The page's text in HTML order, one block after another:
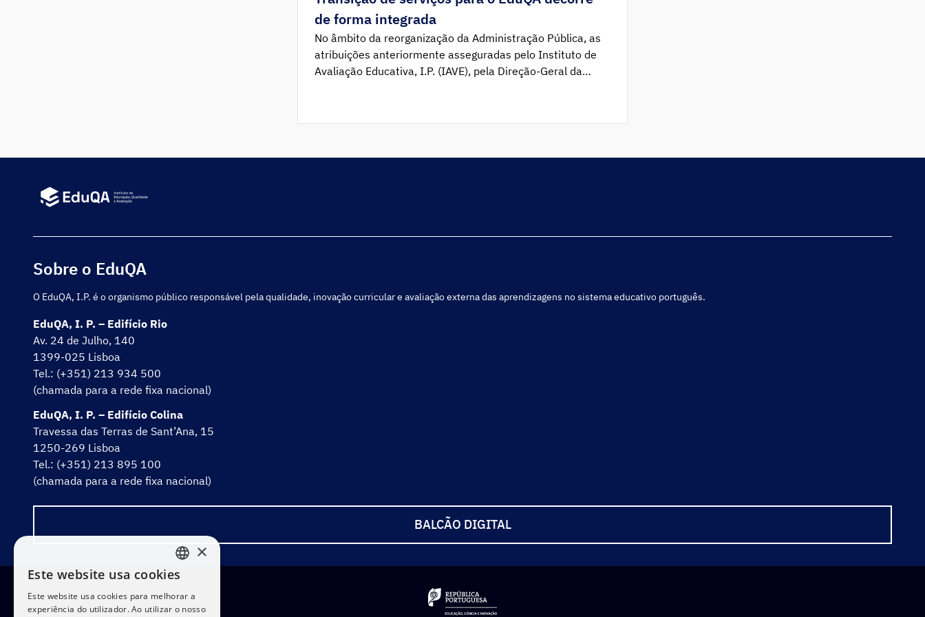
de forma integrada
No âmbito da reorganização da Administração Pública, as
atribuições anteriormente asseguradas pelo Instituto de
Avaliação Educativa, I.P. (IAVE), pela Direção-Geral da
Missão do Plano Nacional de Leitura e pelo Gabinete
Sobre o EduQA
O EduQA, I.P. é o organismo público responsável pela qualidade, inovação curricular e avaliação externa das aprendizagens no sistema educativo português.
EduQA, I. P. – Edifício Rio
Av. 24 de Julho, 140
1399-025 Lisboa
Tel.: (+351) 213 934 500
(chamada para a rede fixa nacional)
EduQA, I. P. – Edifício Colina
Travessa das Terras de Sant’Ana, 15
1250-269 Lisboa
Tel.: (+351) 213 895 100
(chamada para a rede fixa nacional)
BALCÃO DIGITAL
PORTUGUESE
ENGLISH
×
Este website usa cookies
Este website usa cookies para melhorar a
experiência do utilizador. Ao utilizar o nosso